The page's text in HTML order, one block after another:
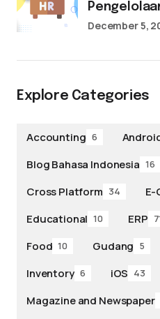
December 5,
Explore Categories
Accounting 6
Blog Bahasa Indonesia 16
Cross Platform 34 E-
Educational 10 ERP
Food 10 Gudang 5
Inventory 6 iOS 43
Magazine and Newspaper